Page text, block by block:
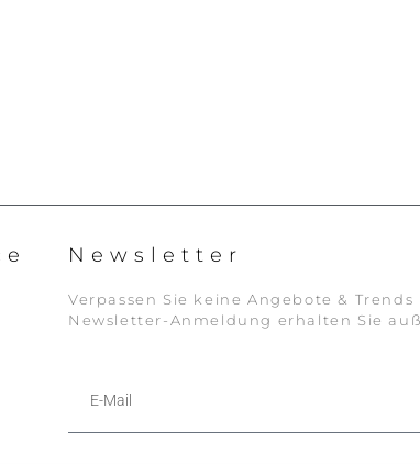
Newsletter
Verpassen Sie keine Angebote &
Newsletter-Anmeldung erhalten Sie